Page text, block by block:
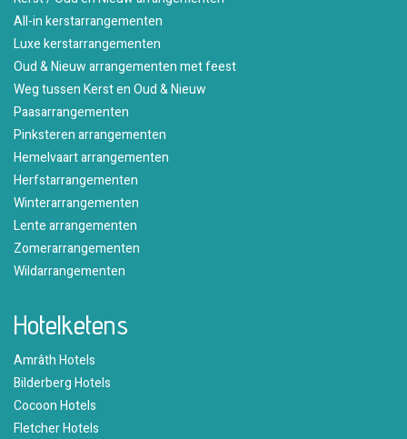
All-in kerstarrangementen
Luxe kerstarrangementen
Oud & Nieuw arrangementen met feest
Weg tussen Kerst en Oud & Nieuw
Paasarrangementen
Pinksteren arrangementen
Hemelvaart arrangementen
Herfstarrangementen
Winterarrangementen
Lente arrangementen
Zomerarrangementen
Wildarrangementen
Hotelketens
Amrâth Hotels
Bilderberg Hotels
Cocoon Hotels
Fletcher Hotels